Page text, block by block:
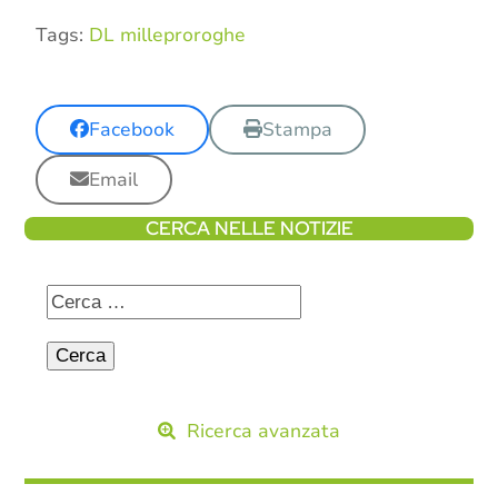
Tags: DL milleproroghe
Facebook
Stampa
Email
CERCA NELLE NOTIZIE
Ricerca avanzata